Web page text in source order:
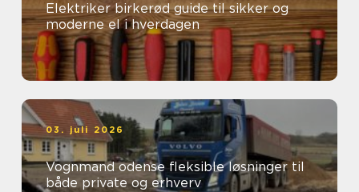
Elektriker birkerød guide til sikker og
moderne el i hverdagen
03. juli 2026
Vognmand odense fleksible løsninger til
både private og erhverv